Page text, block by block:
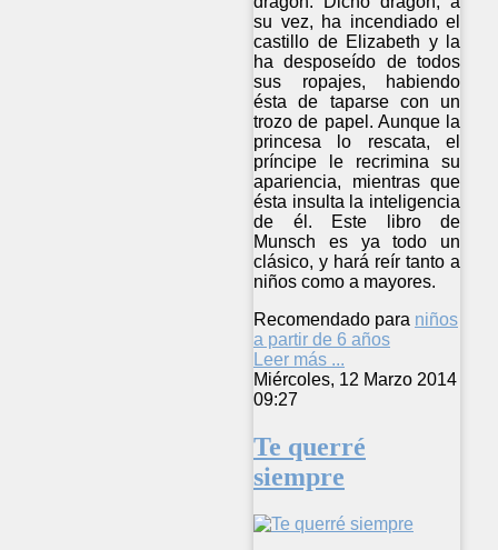
su vez, ha incendiado el
castillo de Elizabeth y la
ha desposeído de todos
sus ropajes, habiendo
ésta de taparse con un
trozo de papel. Aunque la
princesa lo rescata, el
príncipe le recrimina su
apariencia, mientras que
ésta insulta la inteligencia
de él. Este libro de
Munsch es ya todo un
clásico, y hará reír tanto a
niños como a mayores.
Recomendado para niños
a partir de 6 años
Leer más ...
Miércoles, 12 Marzo 2014
09:27
Te querré
siempre